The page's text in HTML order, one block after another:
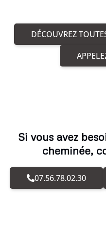
DÉCOUVREZ
Si vous avez
cheminée,
07.56.78.02.30